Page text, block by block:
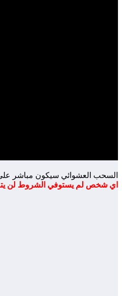
السحب العشوائي سيكون مباشر
اي شخص لم يستوفي الشروط لن